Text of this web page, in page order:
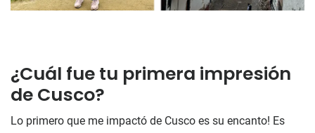
¿Cuál fue tu primera impresión
de Cusco?
Lo primero que me impactó de Cusco es su encanto! Es